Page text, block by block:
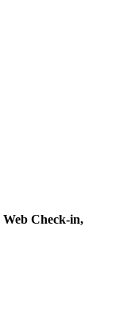
Web Check-in,